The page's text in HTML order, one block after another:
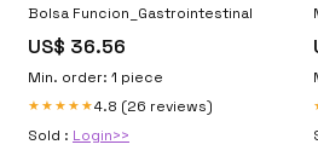
Bolsa Funcion_Gastrointestinal
US$ 36.56
Min. order: 1 piece
★★★★★4.8 (26 reviews)
Sold : Login>>